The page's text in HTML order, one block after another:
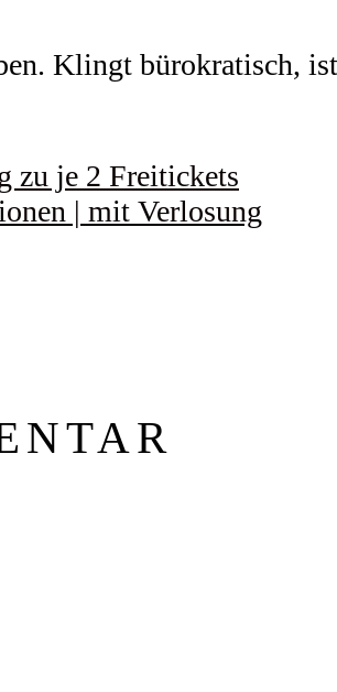
Klingt bürokratisch,
zu je 2 Freitickets
| mit Verlosung